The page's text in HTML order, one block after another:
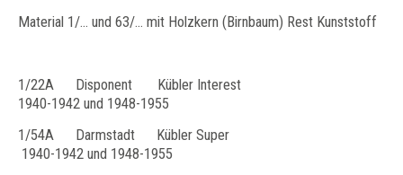
Material 1/… und 63/… mit Holzkern (Birnbaum) Rest Kunststoff
1/22A Disponent Kübler Interest
1940-1942 und 1948-1955
1/54A Darmstadt Kübler Super
1940-1942 und 1948-1955